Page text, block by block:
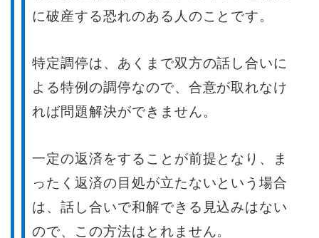
に破産する恐れのある人のことです。
特定調停は、あくまで双方の話し合いに
よる特例の調停なので、合意が取れなけ
れば問題解決ができません。
一定の返済をすることが前提となり、ま
ったく返済の目処が立たないという場合
は、話し合いで和解できる見込みはない
ので、この方法はとれません。